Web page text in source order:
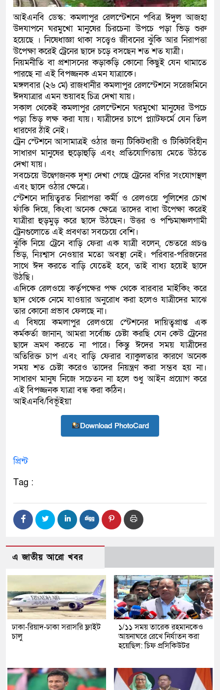
লতিফ সিদ্দিকী
নতুন মামলায় গ্রেফতার
কলিমউল্লাহকে (ভিডিও)
আইএনবি ডেস্ক: কমলাপুর রেলস্টেশনে পবিত্র ঈদুল আজহা
উদযাপনে ঘরমুখো মানুষের চিরচেনা উপচে পড়া ভিড় শুরু
হয়েছে । নিষেধাজ্ঞা থাকা সত্ত্বেও জীবনের ঝুঁকি আর নিরাপত্তা
উপেক্ষা করেই ট্রেনের ছাদে চড়ে বসছেন শত শত যাত্রী।
নিয়মনীতি বা প্রশাসনের কড়াকড়ি কোনো কিছুই যেন থামাতে
পারছে না এই বিপজ্জনক এমন যাত্রাকে।
মঙ্গলবার (২৬ মে) রাজধানীর কমলাপুর রেলস্টেশনে সরেজমিনে
ঈদযাত্রার এমন ভয়াবহ চিত্র দেখা যায়।
সকাল থেকেই কমলাপুর রেলস্টেশনে ঘরমুখো মানুষের উপচে
পড়া ভিড় লক্ষ করা যায়। যাত্রীদের চাপে প্ল্যাটফর্মে যেন তিল
ধারণের ঠাঁই নেই।
ট্রেন স্টেশনে আসামাত্রই ওঠার জন্য টিকিটধারী ও টিকিটবিহীন
সাধারণ মানুষের হুড়োহুড়ি এবং প্রতিযোগিতায় মেতে উঠতে
দেখা যায়।
সবচেয়ে উদ্বেগজনক দৃশ্য দেখা গেছে ট্রেনের বগির সংযোগস্থল
এবং ছাদে ওঠার ক্ষেত্রে।
স্টেশনে দায়িত্বরত নিরাপত্তা কর্মী ও রেলওয়ে পুলিশের চোখ
ফাঁকি দিয়ে, কিংবা অনেক ক্ষেত্রে তাদের বাধা উপেক্ষা করেই
যাত্রীরা হুড়মুড় করে ছাদে উঠছেন। উত্তর ও পশ্চিমাঞ্চলগামী
ট্রেনগুলোতে এই প্রবণতা সবচেয়ে বেশি।
ঝুঁকি নিয়ে ট্রেনে বাড়ি ফেরা এক যাত্রী বলেন, ভেতরে প্রচণ্ড
ভিড়, নিঃশ্বাস নেওয়ার মতো অবস্থা নেই। পরিবার-পরিজনের
সাথে ঈদ করতে বাড়ি যেতেই হবে, তাই বাধ্য হয়েই ছাদে
উঠছি।
এদিকে রেলওয়ে কর্তৃপক্ষের পক্ষ থেকে বারবার মাইকিং করে
ছাদ থেকে নেমে যাওয়ার অনুরোধ করা হলেও যাত্রীদের মাঝে
তার কোনো প্রভাব ফেলছে না।
এ বিষয়ে কমলাপুর রেলওয়ে স্টেশনের দায়িত্বপ্রাপ্ত এক
কর্মকর্তা জানান, আমরা সর্বোচ্চ চেষ্টা করছি যেন কেউ ট্রেনের
ছাদে ভ্রমণ করতে না পারে। কিন্তু ঈদের সময় যাত্রীদের
অতিরিক্ত চাপ এবং বাড়ি ফেরার ব্যাকুলতার কারণে অনেক
সময় শত চেষ্টা করেও তাদের নিয়ন্ত্রণ করা সম্ভব হয় না।
সাধারণ মানুষ নিজে সচেতন না হলে শুধু আইন প্রয়োগ করে
এই বিপজ্জনক যাত্রা বন্ধ করা কঠিন।
আইএনবি/বিভূঁইয়া
Download PhotoCard
প্রিন্ট
Tag :
এ জাতীয় আরো খবর
ঢাকা-রিয়াদ-ঢাকা সরাসরি ফ্লাইট
চালু
১/১১ সময় তারেক রহমানকেও
আয়নাঘরে রেখে নির্যাতন করা
হয়েছিল: চিফ প্রসিকিউটর